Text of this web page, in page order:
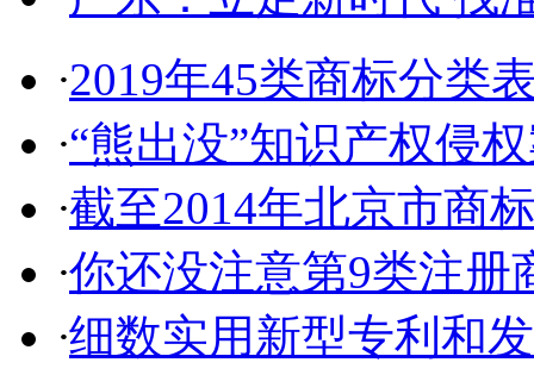
·2019年45类商标分类
·“熊出没”知识产权侵
·截至2014年北京市商
·你还没注意第9类注册
·细数实用新型专利和